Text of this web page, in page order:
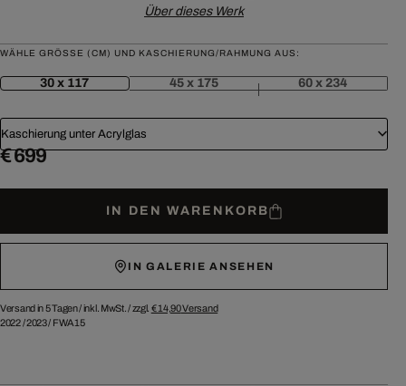
Über dieses Werk
WÄHLE GRÖSSE (CM) UND KASCHIERUNG/RAHMUNG AUS:
30 x 117 45 x 175 60 x 234
Kaschierung unter Acrylglas
€ 699
IN DEN WARENKORB
IN GALERIE ANSEHEN
Versand in 5 Tagen /inkl. MwSt. / zzgl. € 14,90Versand
2022/2023/ FWA15